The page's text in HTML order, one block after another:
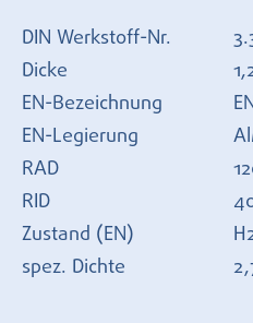
DIN Werkstoff-Nr.
Dicke
EN-Bezeichnung
EN-Legierung
RAD
RID
Zustand (EN)
spez. Dichte